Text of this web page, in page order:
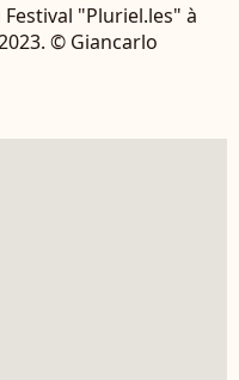
"Pluriel.les" à
© Giancarlo